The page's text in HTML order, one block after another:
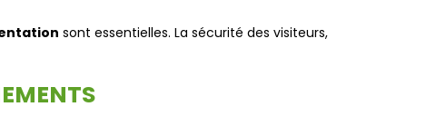
sont essentielles. La sécurité des visiteurs,